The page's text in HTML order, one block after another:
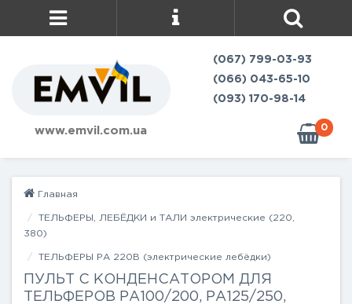
www.emvil.com.ua
(067) 799-03-93
(066) 043-65-10
(093) 170-98-14
0
Главная
ТЕЛЬФЕРЫ, ЛЕБЁДКИ и ТАЛИ электрические (220,
380)
ТЕЛЬФЕРЫ РА 220В (электрические лебёдки)
ПУЛЬТ С КОНДЕНСАТОРОМ ДЛЯ
ТЕЛЬФЕРОВ РА100/200, РА125/250,